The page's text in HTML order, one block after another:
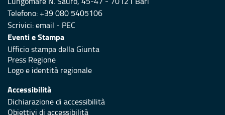
Telefono: +39 080 5405106
Scrivici:email - PEC
Eventi e Stampa
Ufficio stampa della Giunta
Press Regione
Logo e identità regionale
Accessibilità
Dichiarazione di accessibilità
Obiettivi di accessibilità